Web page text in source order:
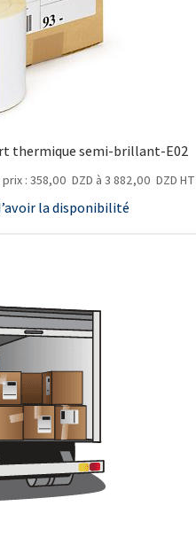
thermique semi-brillant-E02
: 358,00 DZD à 3 882,00 DZD HT
la disponibilité